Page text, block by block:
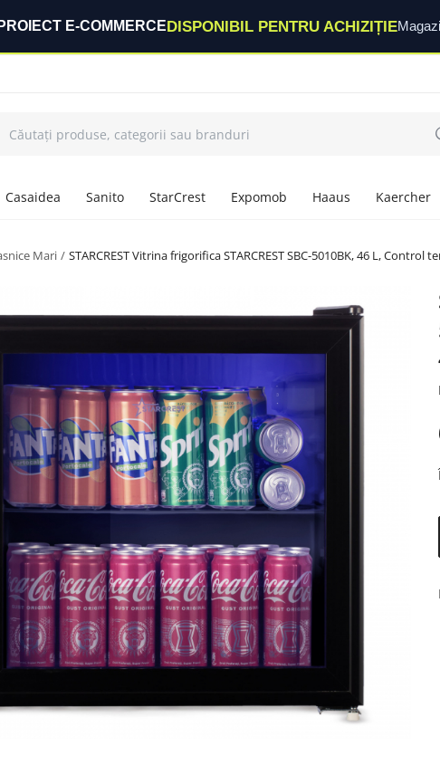
PROIECT E-COMMERCEDISPONIBIL PENTRU ACHIZIȚIE
Casaidea Sanito StarCrest Expomob Haaus Kaercher
Mari STARCREST Vitrina frigorifica STARCREST SBC-5010BK, 46 L,